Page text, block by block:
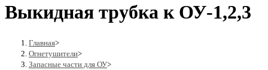
сайту
трубка
Выкидная трубка к ОУ-1,2,3
Главная>
Огнетушители>
Запасные части для ОУ>